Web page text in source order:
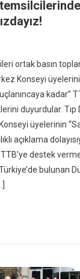
ortak basın
Konseyi
kadar”
duyurdular. Tıp
üyelerinin
açıklama
TTB’ye destek
bulunan